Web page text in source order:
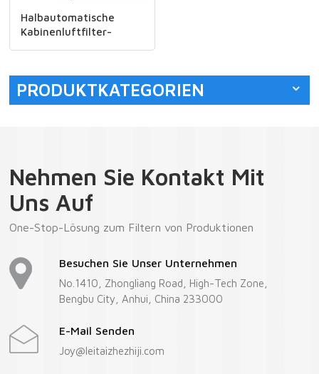
Halbautomatische
Kabinenluftfilter-
PRODUKTKATEGORIEN
Nehmen Sie Kontakt Mit
Uns Auf
One-Stop-Lösung zum Filtern von Produktionen
Besuchen Sie Unser Unternehmen
No.1410, Zhongliang Road, High-Tech Zone,
Bengbu City, Anhui, China 233000
E-Mail Senden
Joy@leitaizhezhiji.com